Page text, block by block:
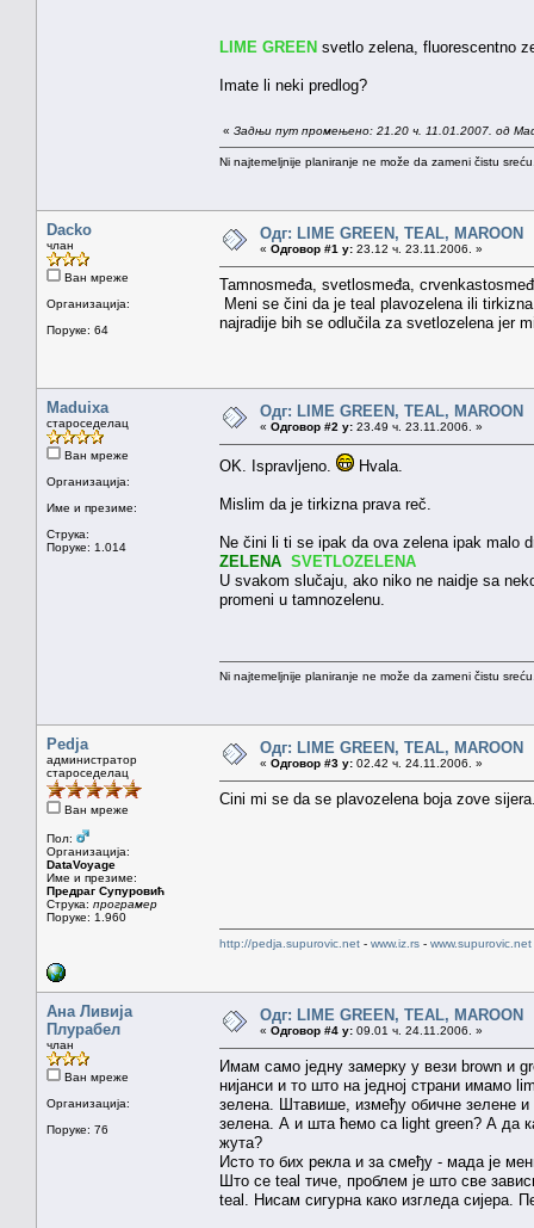
LIME GREEN svetlo zelena, fluorescentno
Imate li neki predlog?
« Задњи пут промењено: 21.20 ч. 11.01.2007. од
Ni najtemeljnije planiranje ne može da zameni čistu
Dacko
члан
Ван мреже
Организација:
Поруке: 64
Одг: LIME GREEN, TEAL, MAROON
« Одговор #1 у: 23.12 ч. 23.11.2006. »
Tamnosmeđa, svetlosmeđa,
Meni se čini da je teal plavozelena ili
najradije bih se odlučila za svetlozelena jer
Maduixa
староседелац
Ван мреже
Организација:
Име и презиме:
Струка:
Поруке: 1.014
Одг: LIME GREEN, TEAL, MAROON
« Одговор #2 у: 23.49 ч. 23.11.2006. »
OK. Ispravljeno. Hvala.
Mislim da je tirkizna prava reč.
Ne čini li ti se ipak da ova zelena ipak malo
ZELENA SVETLOZELENA
U svakom slučaju, ako niko ne naidje sa
promeni u tamnozelenu.
Ni najtemeljnije planiranje ne može da zameni čistu
Pedja
администратор
староседелац
Ван мреже
Пол:
Организација:
DataVoyage
Име и презиме:
Предраг Супуровић
Струка: програмер
Поруке: 1.960
Одг: LIME GREEN, TEAL, MAROON
« Одговор #3 у: 02.42 ч. 24.11.2006. »
Cini mi se da se plavozelena boja zove
http://pedja.supurovic.net - www.iz.rs - www.supurovic.net
Ана Ливија
Плурабел
члан
Ван мреже
Организација:
Поруке: 76
Одг: LIME GREEN, TEAL, MAROON
« Одговор #4 у: 09.01 ч. 24.11.2006. »
Имам само једну замерку у вези brown и
нијанси и то што на једној страни имамо
зелена. Штавише, између обичне зелене и
зелена. А и шта ћемо са light green? А да
жута?
Исто то бих рекла и за смеђу - мада је
Што се teal тиче, проблем је што све
teal. Нисам сигурна како изгледа сијера.